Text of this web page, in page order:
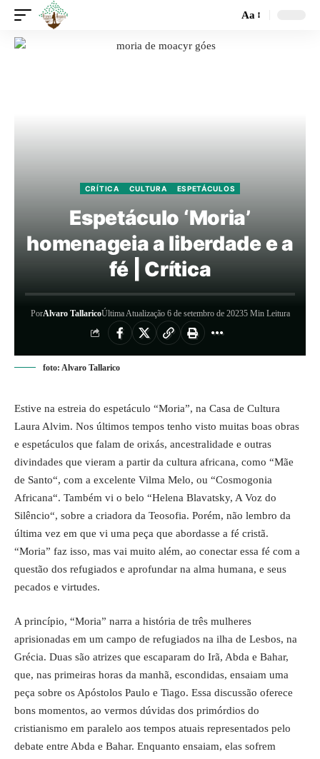
Aa
CRÍTICA CULTURA ESPETÁCULOS
Espetáculo ‘Moria’
homenageia a liberdade e a
fé | Crítica
PorAlvaro TallaricoÚltima Atualização 6 de setembro de 20235 Min Leitura
foto: Alvaro Tallarico
Estive na estreia do espetáculo “Moria”, na Casa de Cultura
Laura Alvim. Nos últimos tempos tenho visto muitas boas obras
e espetáculos que falam de orixás, ancestralidade e outras
divindades que vieram a partir da cultura africana, como “Mãe
de Santo“, com a excelente Vilma Melo, ou “Cosmogonia
Africana“. Também vi o belo “Helena Blavatsky, A Voz do
Silêncio“, sobre a criadora da Teosofia. Porém, não lembro da
última vez em que vi uma peça que abordasse a fé cristã.
“Moria” faz isso, mas vai muito além, ao conectar essa fé com a
questão dos refugiados e aprofundar na alma humana, e seus
pecados e virtudes.
A princípio, “Moria” narra a história de três mulheres
aprisionadas em um campo de refugiados na ilha de Lesbos, na
Grécia. Duas são atrizes que escaparam do Irã, Abda e Bahar,
que, nas primeiras horas da manhã, escondidas, ensaiam uma
peça sobre os Apóstolos Paulo e Tiago. Essa discussão oferece
bons momentos, ao vermos dúvidas dos primórdios do
cristianismo em paralelo aos tempos atuais representados pelo
debate entre Abda e Bahar. Enquanto ensaiam, elas sofrem